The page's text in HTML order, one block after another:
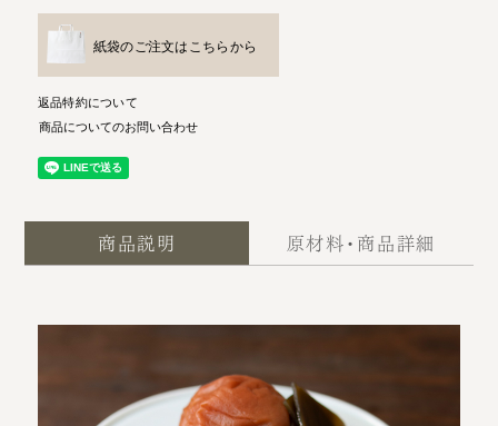
紙袋のご注文はこちらから
返品特約について
商品についてのお問い合わせ
商品説明 原材料・商品詳細